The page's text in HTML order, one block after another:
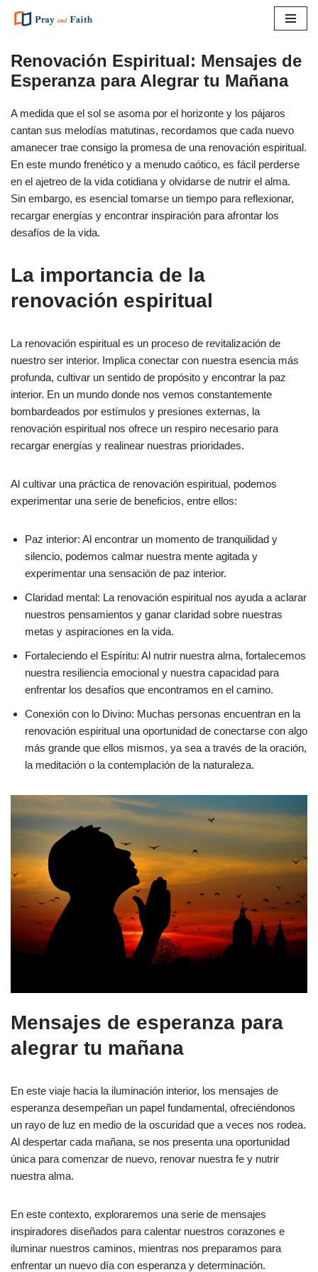
al
contenido
Renovación Espiritual: Mensajes de
Esperanza para Alegrar tu Mañana
A medida que el sol se asoma por el horizonte y los pájaros
cantan sus melodías matutinas, recordamos que cada nuevo
amanecer trae consigo la promesa de una renovación espiritual.
En este mundo frenético y a menudo caótico, es fácil perderse
en el ajetreo de la vida cotidiana y olvidarse de nutrir el alma.
Sin embargo, es esencial tomarse un tiempo para reflexionar,
recargar energías y encontrar inspiración para afrontar los
desafíos de la vida.
La importancia de la
renovación espiritual
La renovación espiritual es un proceso de revitalización de
nuestro ser interior. Implica conectar con nuestra esencia más
profunda, cultivar un sentido de propósito y encontrar la paz
interior. En un mundo donde nos vemos constantemente
bombardeados por estímulos y presiones externas, la
renovación espiritual nos ofrece un respiro necesario para
recargar energías y realinear nuestras prioridades.
Al cultivar una práctica de renovación espiritual, podemos
experimentar una serie de beneficios, entre ellos:
Paz interior: Al encontrar un momento de tranquilidad y
silencio, podemos calmar nuestra mente agitada y
experimentar una sensación de paz interior.
Claridad mental: La renovación espiritual nos ayuda a aclarar
nuestros pensamientos y ganar claridad sobre nuestras
metas y aspiraciones en la vida.
Fortaleciendo el Espíritu: Al nutrir nuestra alma, fortalecemos
nuestra resiliencia emocional y nuestra capacidad para
enfrentar los desafíos que encontramos en el camino.
Conexión con lo Divino: Muchas personas encuentran en la
renovación espiritual una oportunidad de conectarse con algo
más grande que ellos mismos, ya sea a través de la oración,
la meditación o la contemplación de la naturaleza.
Mensajes de esperanza para
alegrar tu mañana
En este viaje hacia la iluminación interior, los mensajes de
esperanza desempeñan un papel fundamental, ofreciéndonos
un rayo de luz en medio de la oscuridad que a veces nos rodea.
Al despertar cada mañana, se nos presenta una oportunidad
única para comenzar de nuevo, renovar nuestra fe y nutrir
nuestra alma.
En este contexto, exploraremos una serie de mensajes
inspiradores diseñados para calentar nuestros corazones e
iluminar nuestros caminos, mientras nos preparamos para
enfrentar un nuevo día con esperanza y determinación.